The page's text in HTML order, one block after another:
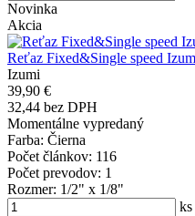
Novinka
Akcia
Reťaz Fixed&Single speed
Izumi
39,90 €
32,44 bez DPH
Momentálne vypredaný
Farba: Čierna
Počet článkov: 116
Počet prevodov: 1
Rozmer: 1/2" x 1/8"
ks